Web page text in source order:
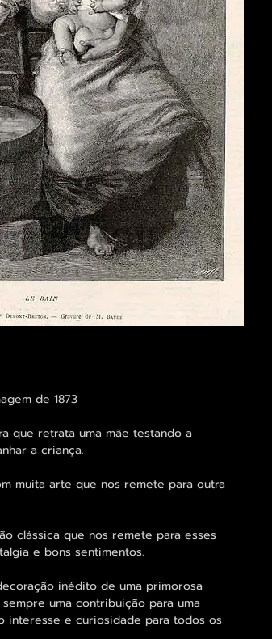
de 1873
que retrata uma mãe testando a
a criança.
muita arte que nos remete para outra
clássica que nos remete para esses
e bons sentimentos.
inédito de uma primorosa
uma contribuição para uma
interesse e curiosidade para todos os